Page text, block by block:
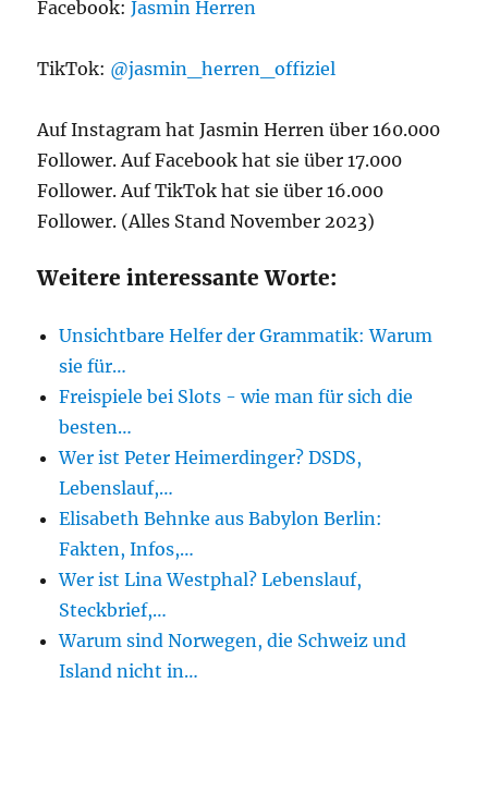
Facebook:Jasmin Herren
TikTok: @jasmin_herren_offiziel
Auf Instagram hat Jasmin Herren über 160.000
Follower. Auf Facebook hat sie über 17.000
Follower. Auf TikTok hat sie über 16.000
Follower. (Alles Stand November 2023)
Weitere interessante Worte:
Unsichtbare Helfer der Grammatik: Warum
sie für…
Freispiele bei Slots - wie man für sich die
besten…
Wer ist Peter Heimerdinger? DSDS,
Lebenslauf,…
Elisabeth Behnke aus Babylon Berlin:
Fakten, Infos,…
Wer ist Lina Westphal? Lebenslauf,
Steckbrief,…
Warum sind Norwegen, die Schweiz und
Island nicht in…